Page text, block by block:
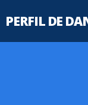
PERFIL DE